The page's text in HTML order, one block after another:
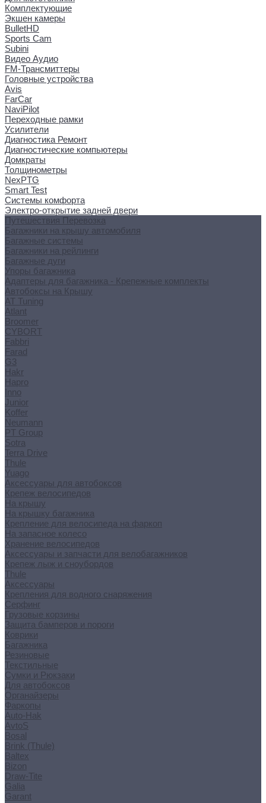
Комплектующие
Экшен камеры
BulletHD
Sports Cam
Subini
Видео Аудио
FM-Трансмиттеры
Головные устройства
Avis
FarCar
NaviPilot
Переходные рамки
Усилители
Диагностика Ремонт
Диагностические компьютеры
Домкраты
Толщинометры
NexPTG
Smart Test
Системы комфорта
Электро-открытие задней двери
Путешествия Перевозка
Багажники на крышу автомобиля
Багажные системы
Багажники на рейлинги
Багажные дуги
Упоры багажника
Адаптеры для багажника - Крепежные комплекты
Автобоксы на Крышу
AT Tuning
Atlant
Broomer
CYBORT
Fabbri
Farad
G3
Hakr
Hapro
Inno
Junior
Koffer
Neumann
PT Group
Sotra
Terra Drive
Thule
Yuago
Аксессуары для автобоксов
Крепеж велосипедов
На крышу
На крышку багажника
Крепление для велосипеда на фаркоп
На запасное колесо
Хранение велосипедов
Аксессуары и запчасти для велобагажников
Крепеж лыж и сноубордов
Thule
Аксессуары
Крепления для водного снаряжения
Серфинг
Грузовые корзины
Защита бамперов и пороги
Коврики
Багажника
Резиновые
Текстильные
Сумки и Рюкзаки
Для автобоксов
Органайзеры
Фаркопы
Auto-Hak
AvtoS
Bosal
Brink (Thule)
Baltex
Bizon
Draw-Tite
Galia
Garant